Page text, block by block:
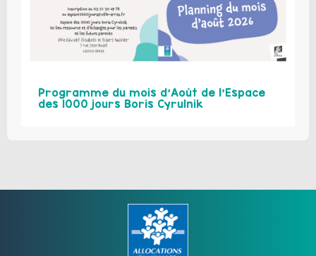
Programme du mois d’Août de l’Espace
des 1000 jours Boris Cyrulnik